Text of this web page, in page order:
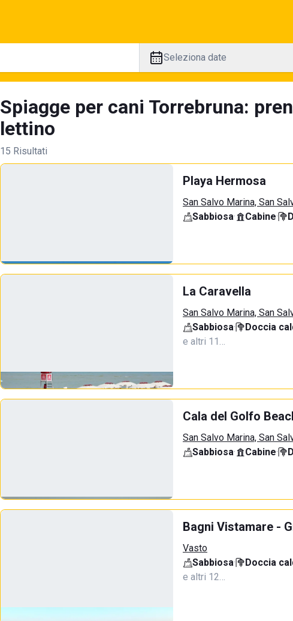
Seleziona date
Spiagge per cani Torrebruna:
lettino
15 Risultati
Playa Hermosa
San Salvo Marina, San
Sabbiosa· Cabine·
La Caravella
San Salvo Marina, San
Sabbiosa· Doccia
e altri 11…
Cala del Golfo
San Salvo Marina, San
Sabbiosa· Cabine·
Bagni Vistamare -
Vasto
Sabbiosa· Doccia
e altri 12…